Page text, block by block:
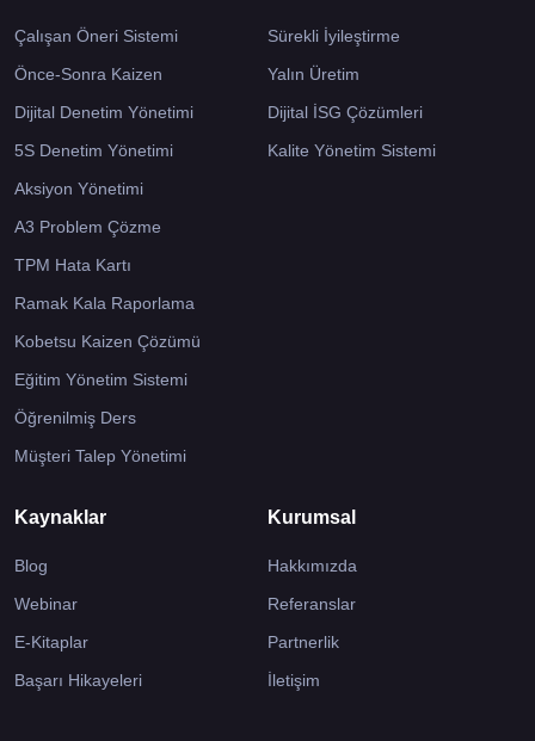
Çalışan Öneri Sistemi
Önce-Sonra Kaizen
Dijital Denetim Yönetimi
5S Denetim Yönetimi
Aksiyon Yönetimi
A3 Problem Çözme
TPM Hata Kartı
Ramak Kala Raporlama
Kobetsu Kaizen Çözümü
Eğitim Yönetim Sistemi
Öğrenilmiş Ders
Müşteri Talep Yönetimi
Sürekli İyileştirme
Yalın Üretim
Dijital İSG Çözümleri
Kalite Yönetim Sistemi
Kaynaklar
Blog
Webinar
E-Kitaplar
Başarı Hikayeleri
Kurumsal
Hakkımızda
Referanslar
Partnerlik
İletişim